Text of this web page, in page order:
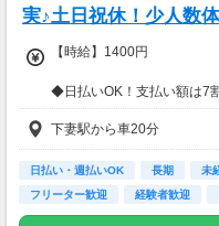
実♪土日祝休！少人数体
【時給】1400円
◆日払いOK！支払い額は7
※規定・支払い条件有
下妻駅から車20分
日払い・週払いOK 長期 未
フリーター歓迎
経験者歓迎